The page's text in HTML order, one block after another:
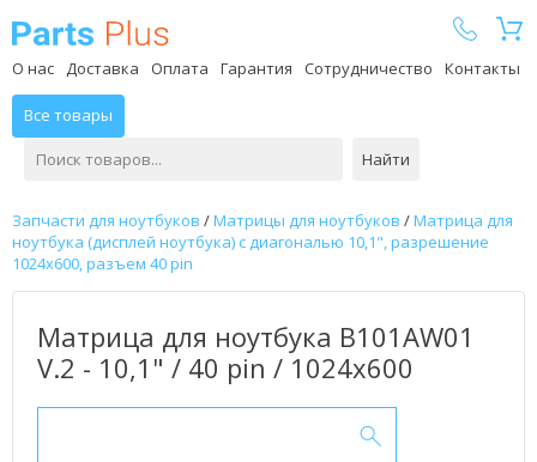
О нас Доставка Оплата Гарантия Сотрудничество Контакты
Все товары
Найти
Запчасти для ноутбуков /Матрицы для ноутбуков /Матрица для
ноутбука (дисплей ноутбука) с диагональю 10,1", разрешение
1024x600, разъем 40 pin
Матрица для ноутбука B101AW01
V.2 - 10,1" / 40 pin / 1024x600